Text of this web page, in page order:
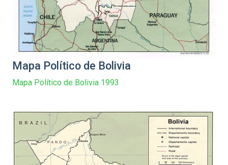
Mapa Político de Bolivia
Mapa Político de Bolivia 1993